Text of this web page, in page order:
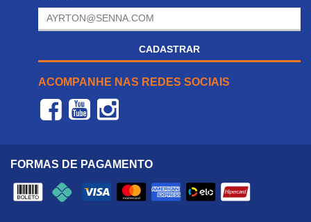
CADASTRAR
ACOMPANHE NAS REDES SOCIAIS
FORMAS DE PAGAMENTO